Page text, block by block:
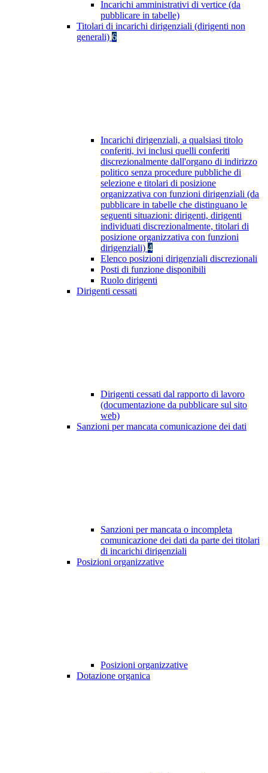
Incarichi amministrativi di vertice (da
pubblicare in tabelle)
Titolari di incarichi dirigenziali (dirigenti non
generali) 6
Incarichi dirigenziali, a qualsiasi titolo
conferiti, ivi inclusi quelli conferiti
discrezionalmente dall'organo di indirizzo
politico senza procedure pubbliche di
selezione e titolari di posizione
organizzativa con funzioni dirigenziali (da
pubblicare in tabelle che distinguano le
seguenti situazioni: dirigenti, dirigenti
individuati discrezionalmente, titolari di
posizione organizzativa con funzioni
dirigenziali) 4
Elenco posizioni dirigenziali discrezionali
Posti di funzione disponibili
Ruolo dirigenti
Dirigenti cessati
Dirigenti cessati dal rapporto di lavoro
(documentazione da pubblicare sul sito
web)
Sanzioni per mancata comunicazione dei dati
Sanzioni per mancata o incompleta
comunicazione dei dati da parte dei titolari
di incarichi dirigenziali
Posizioni organizzative
Posizioni organizzative
Dotazione organica